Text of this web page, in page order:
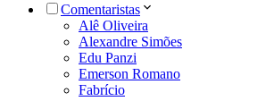
Comentaristas
Alê Oliveira
Alexandre Simões
Edu Panzi
Emerson Romano
Fabrício